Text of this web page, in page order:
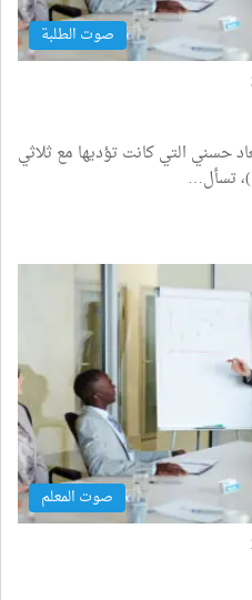
صوت الطلبة
حسني التي كانت تؤديها مع ثلاثي
)، تسأل…
صوت المعلم